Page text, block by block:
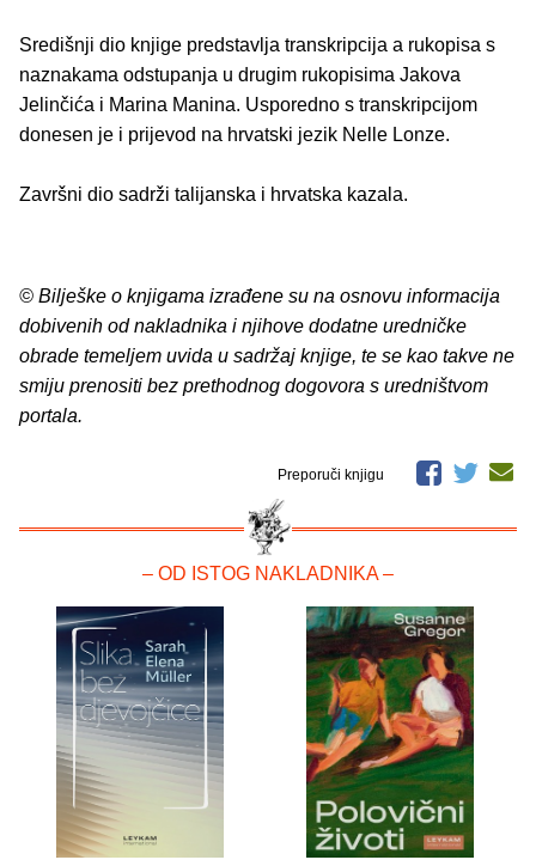
Središnji dio knjige predstavlja transkripcija a rukopisa s
naznakama odstupanja u drugim rukopisima Jakova
Jelinčića i Marina Manina. Usporedno s transkripcijom
donesen je i prijevod na hrvatski jezik Nelle Lonze.
Završni dio sadrži talijanska i hrvatska kazala.
© Bilješke o knjigama izrađene su na osnovu informacija
dobivenih od nakladnika i njihove dodatne uredničke
obrade temeljem uvida u sadržaj knjige, te se kao takve ne
smiju prenositi bez prethodnog dogovora s uredništvom
portala.
Preporuči knjigu
– OD ISTOG NAKLADNIKA –